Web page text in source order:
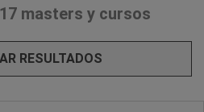
masters y cursos
RESULTADOS